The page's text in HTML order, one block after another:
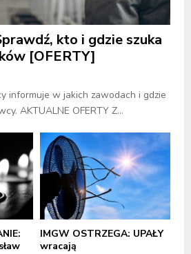
kto i gdzie szuka
[OFERTY]
informuje w jakich zawodach i gdzie
AKTUALNE OFERTY Z...
IMGW OSTRZEGA: UPAŁY
wracają